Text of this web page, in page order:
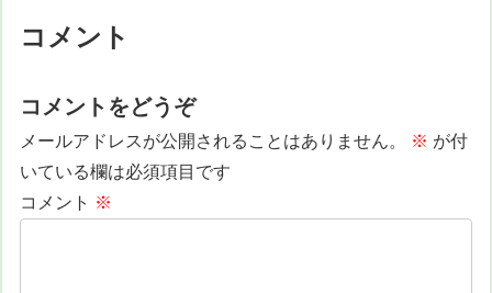
コメント
コメントをどうぞ
メールアドレスが公開されることはありません。 ※ が付
いている欄は必須項目です
コメント ※